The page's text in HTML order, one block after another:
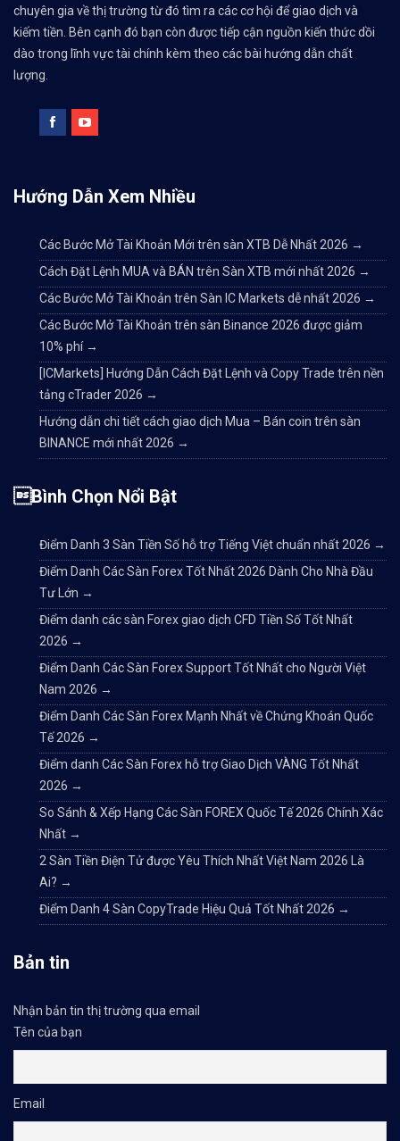
chuyên gia về thị trường từ đó tìm ra các cơ hội để giao dịch và
kiếm tiền. Bên cạnh đó bạn còn được tiếp cận nguồn kiến thức dồi
dào trong lĩnh vực tài chính kèm theo các bài hướng dẫn chất
lượng.
Hướng Dẫn Xem Nhiều
Các Bước Mở Tài Khoản Mới trên sàn XTB Dễ Nhất 2026 →
Cách Đặt Lệnh MUA và BÁN trên Sàn XTB mới nhất 2026 →
Các Bước Mở Tài Khoản trên Sàn IC Markets dễ nhất 2026 →
Các Bước Mở Tài Khoản trên sàn Binance 2026 được giảm
10% phí →
[ICMarkets] Hướng Dẫn Cách Đặt Lệnh và Copy Trade trên nền
tảng cTrader 2026 →
Hướng dẫn chi tiết cách giao dịch Mua – Bán coin trên sàn
BINANCE mới nhất 2026 →
Bình Chọn Nổi Bật
Điểm Danh 3 Sàn Tiền Số hỗ trợ Tiếng Việt chuẩn nhất 2026 →
Điểm Danh Các Sàn Forex Tốt Nhất 2026 Dành Cho Nhà Đầu
Tư Lớn →
Điểm danh các sàn Forex giao dịch CFD Tiền Số Tốt Nhất
2026 →
Điểm Danh Các Sàn Forex Support Tốt Nhất cho Người Việt
Nam 2026 →
Điểm Danh Các Sàn Forex Mạnh Nhất về Chứng Khoán Quốc
Tế 2026 →
Điểm danh Các Sàn Forex hỗ trợ Giao Dịch VÀNG Tốt Nhất
2026 →
So Sánh & Xếp Hạng Các Sàn FOREX Quốc Tế 2026 Chính Xác
Nhất →
2 Sàn Tiền Điện Tử được Yêu Thích Nhất Việt Nam 2026 Là
Ai? →
Điểm Danh 4 Sàn CopyTrade Hiệu Quả Tốt Nhất 2026 →
Bản tin
Nhận bản tin thị trường qua email
Tên của bạn
Email